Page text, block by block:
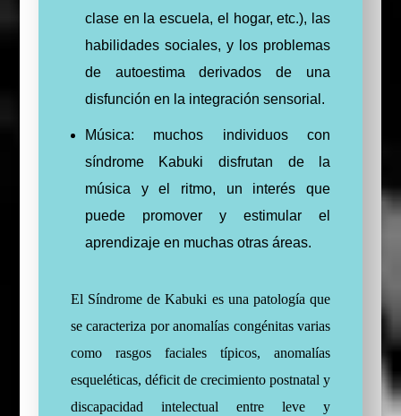
clase en la escuela, el hogar, etc.), las
habilidades sociales, y los problemas
de autoestima derivados de una
disfunción en la integración sensorial.
Música: muchos individuos con
síndrome Kabuki disfrutan de la
música y el ritmo, un interés que
puede promover y estimular el
aprendizaje en muchas otras áreas.
El Síndrome de Kabuki es una patología que
se caracteriza por anomalías congénitas varias
como rasgos faciales típicos, anomalías
esqueléticas, déficit de crecimiento postnatal y
discapacidad intelectual entre leve y